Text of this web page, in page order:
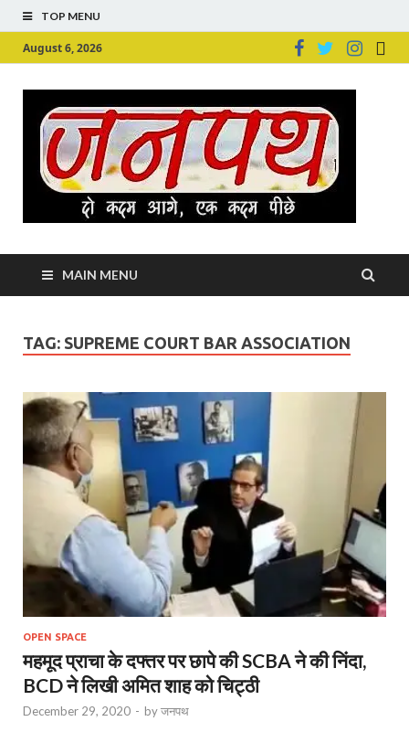
TOP MENU
August 6, 2026
MAIN MENU
TAG: SUPREME COURT BAR ASSOCIATION
OPEN SPACE
महमूद प्राचा के दफ्तर पर छापे की SCBA ने की निंदा,
BCD ने लिखी अमित शाह को चिट्ठी
December 29, 2020 - byजनपथ